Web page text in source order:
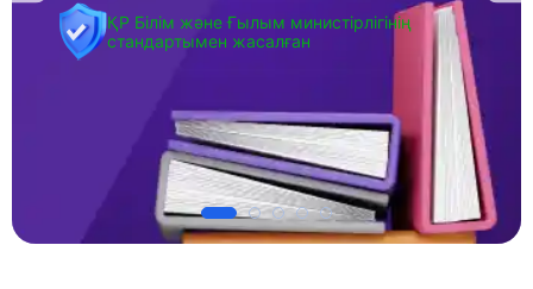
ҚР Білім және Ғылым министірлігінің
стандартымен жасалған